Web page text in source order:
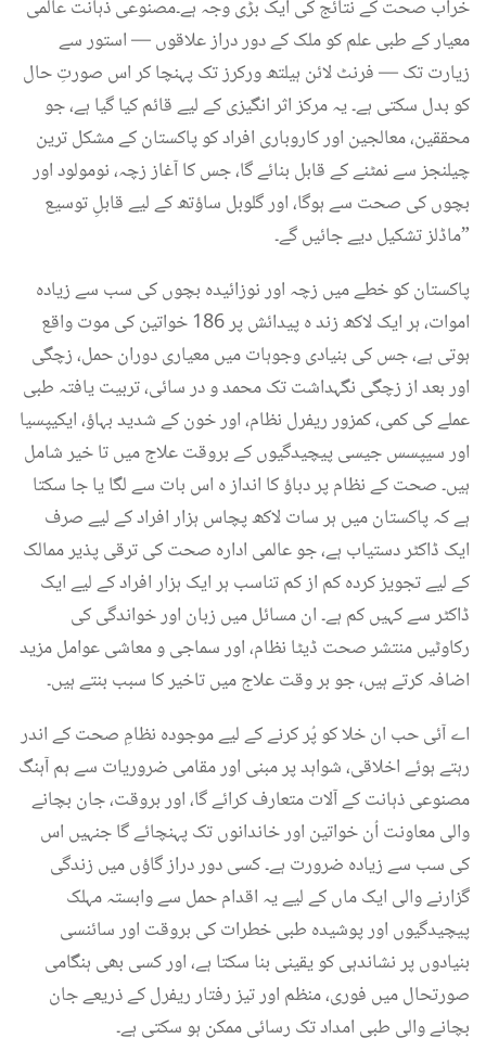
خراب صحت کے نتائج کی ایک بڑی وجہ ہے۔مصنوعی ذہانت عالمی
معیار کے طبی علم کو ملک کے دور دراز علاقوں — استور سے
زیارت تک — فرنٹ لائن ہیلتھ ورکرز تک پہنچا کر اس صورتِ حال
کو بدل سکتی ہے۔ یہ مرکز اثر انگیزی کے لیے قائم کیا گیا ہے، جو
محققین، معالجین اور کاروباری افراد کو پاکستان کے مشکل ترین
چیلنجز سے نمٹنے کے قابل بنائے گا، جس کا آغاز زچہ، نومولود اور
بچوں کی صحت سے ہوگا، اور گلوبل ساؤتھ کے لیے قابلِ توسیع
ماڈلز تشکیل دیے جائیں گے۔”
پاکستان کو خطے میں زچہ اور نوزائیدہ بچوں کی سب سے زیادہ
اموات، ہر ایک لاکھ زند ہ پیدائش پر 186 خواتین کی موت واقع
ہوتی ہے، جس کی بنیادی وجوہات میں معیاری دوران حمل، زچگی
اور بعد از زچگی نگہداشت تک محمد و در سائی، تربیت یافتہ طبی
عملے کی کمی، کمزور ریفرل نظام، اور خون کے شدید بہاؤ، ایکیپسیا
اور سیپسس جیسی پیچیدگیوں کے بروقت علاج میں تا خیر شامل
ہیں۔ صحت کے نظام پر دباؤ کا انداز ہ اس بات سے لگا یا جا سکتا
ہے کہ پاکستان میں ہر سات لاکھ پچاس ہزار افراد کے لیے صرف
ایک ڈاکٹر دستیاب ہے، جو عالمی ادارہ صحت کی ترقی پذیر ممالک
کے لیے تجویز کردہ کم از کم تناسب ہر ایک ہزار افراد کے لیے ایک
ڈاکٹر سے کہیں کم ہے۔ ان مسائل میں زبان اور خواندگی کی
رکاوٹیں منتشر صحت ڈیٹا نظام، اور سماجی و معاشی عوامل مزید
اضافہ کرتے ہیں، جو بر وقت علاج میں تاخیر کا سبب بنتے ہیں۔
اے آئی حب ان خلا کو پُر کرنے کے لیے موجودہ نظامِ صحت کے اندر
رہتے ہوئے اخلاقی، شواہد پر مبنی اور مقامی ضروریات سے ہم آہنگ
مصنوعی ذہانت کے آلات متعارف کرائے گا، اور بروقت، جان بچانے
والی معاونت اُن خواتین اور خاندانوں تک پہنچائے گا جنہیں اس
کی سب سے زیادہ ضرورت ہے۔ کسی دور دراز گاؤں میں زندگی
گزارنے والی ایک ماں کے لیے یہ اقدام حمل سے وابستہ مہلک
پیچیدگیوں اور پوشیدہ طبی خطرات کی بروقت اور سائنسی
بنیادوں پر نشاندہی کو یقینی بنا سکتا ہے، اور کسی بھی ہنگامی
صورتحال میں فوری، منظم اور تیز رفتار ریفرل کے ذریعے جان
بچانے والی طبی امداد تک رسائی ممکن ہو سکتی ہے۔